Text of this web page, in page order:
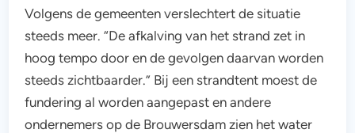
Volgens de gemeenten verslechtert de situatie
steeds meer. “De afkalving van het strand zet in
hoog tempo door en de gevolgen daarvan worden
steeds zichtbaarder.” Bij een strandtent moest de
fundering al worden aangepast en andere
ondernemers op de Brouwersdam zien het water